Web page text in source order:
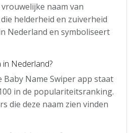
naam van
helderheid en zuiverheid
Nederland en symboliseert
Nederland?
Baby Name Swiper app staat
in de populariteitsranking.
die deze naam zien vinden